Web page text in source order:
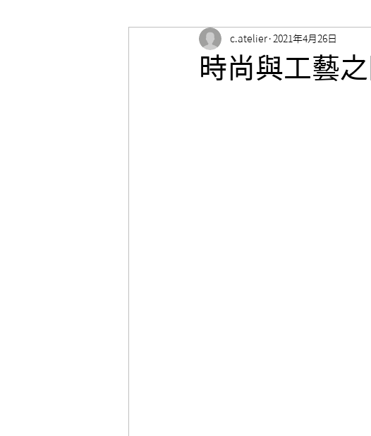
時尚與工藝
c.atelier 2021年4月26日